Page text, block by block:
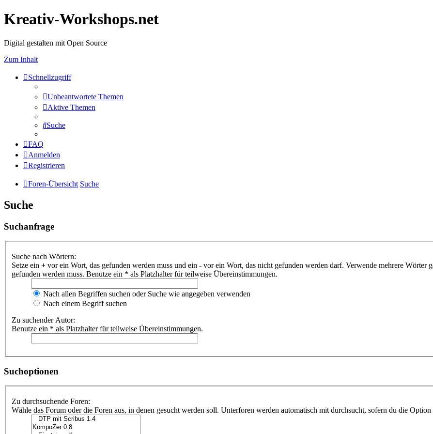
Kreativ-Workshops.net
Digital gestalten mit Open Source
Zum Inhalt
Schnellzugriff
Unbeantwortete Themen
Aktive Themen
Suche
FAQ
Anmelden
Registrieren
Foren-Übersicht Suche
Suche
Suchanfrage
Suche nach Wörtern:
Setze ein + vor ein Wort, das gefunden werden muss und ein - vor ein Wort, das nicht gefunden werden darf. Verwende mehrere Wörter
gefunden werden muss. Benutze ein * als Platzhalter für teilweise Übereinstimmungen.
Nach allen Begriffen suchen oder Suche wie angegeben verwenden
Nach einem Begriff suchen
Zu suchender Autor:
Benutze ein * als Platzhalter für teilweise Übereinstimmungen.
Suchoptionen
Zu durchsuchende Foren:
Wähle das Forum oder die Foren aus, in denen gesucht werden soll. Unterforen werden automatisch mit durchsucht, sofern du die